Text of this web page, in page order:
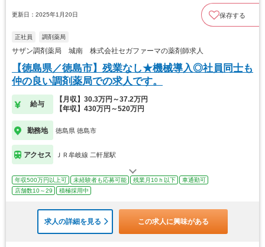
更新日：2025年1月20日 保存する
正社員 調剤薬局
サザン調剤薬局 城南 株式会社セガファーマの薬剤師求人
【徳島県／徳島市】残業なし★機械導入◎社員同士も
仲の良い調剤薬局での求人です。
給与
【月収】30.3万円～37.2万円
【年収】430万円～520万円
勤務地 徳島県 徳島市
アクセス ＪＲ牟岐線 二軒屋駅
年収500万円以上可 未経験者も応募可能 残業月10ｈ以下
車通勤可
店舗数10～29
積極採用中
求人の詳細を見る この求人に興味がある